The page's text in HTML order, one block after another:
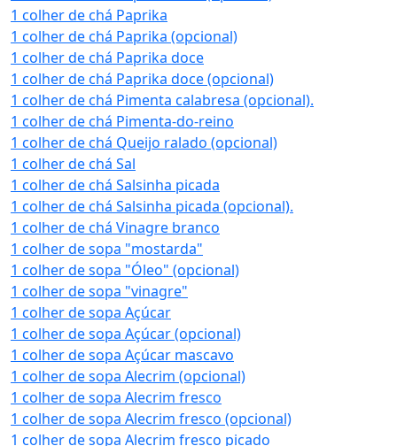
1 colher de chá Paprika
1 colher de chá Paprika (opcional)
1 colher de chá Paprika doce
1 colher de chá Paprika doce (opcional)
1 colher de chá Pimenta calabresa (opcional).
1 colher de chá Pimenta-do-reino
1 colher de chá Queijo ralado (opcional)
1 colher de chá Sal
1 colher de chá Salsinha picada
1 colher de chá Salsinha picada (opcional).
1 colher de chá Vinagre branco
1 colher de sopa "mostarda"
1 colher de sopa "Óleo" (opcional)
1 colher de sopa "vinagre"
1 colher de sopa Açúcar
1 colher de sopa Açúcar (opcional)
1 colher de sopa Açúcar mascavo
1 colher de sopa Alecrim (opcional)
1 colher de sopa Alecrim fresco
1 colher de sopa Alecrim fresco (opcional)
1 colher de sopa Alecrim fresco picado